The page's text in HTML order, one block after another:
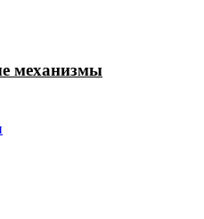
механизмы